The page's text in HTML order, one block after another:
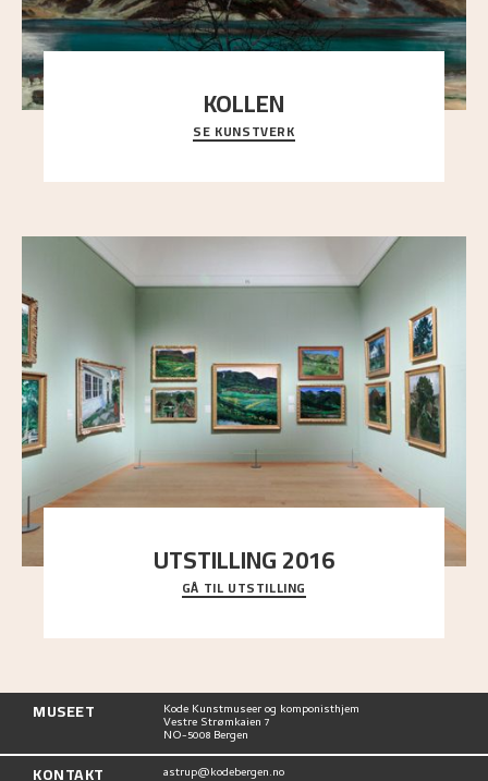
KOLLEN
Et ruvende fjell dominerer bildeflaten, og står i
sterk kontrast til det spinkle rognetreet ute
SE KUNSTVERK
UTSTILLING 2016
En komplett oversikt over Nikolai Astrups
utstillinger, fra debuten i 1900 og frem til i dag.
GÅ TIL UTSTILLING
MUSEET Kode Kunstmuseer og komponisthjem
Vestre Strømkaien 7
NO-5008 Bergen
KONTAKT astrup@kodebergen.no